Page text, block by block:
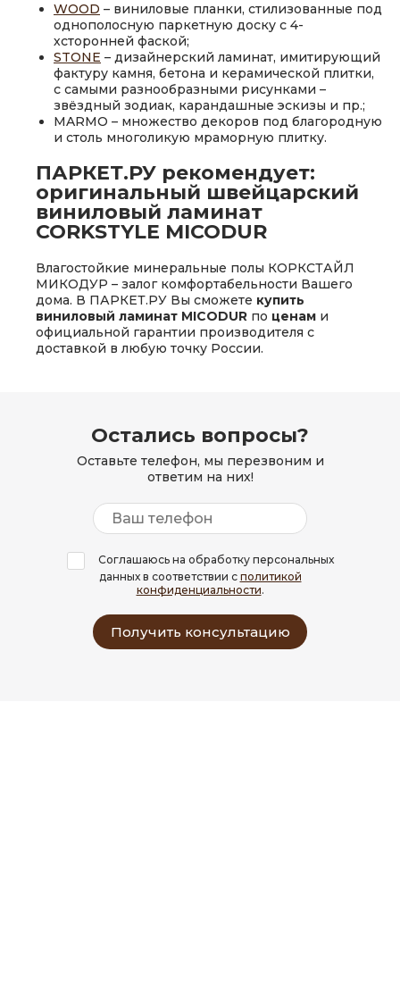
WOOD – виниловые планки, стилизованные под
однополосную паркетную доску с 4-
хсторонней фаской;
STONE – дизайнерский ламинат, имитирующий
фактуру камня, бетона и керамической плитки,
с самыми разнообразными рисунками –
звёздный зодиак, карандашные эскизы и пр.;
MARMO – множество декоров под благородную
и столь многоликую мраморную плитку.
ПАРКЕТ.РУ рекомендует:
оригинальный швейцарский
виниловый ламинат
CORKSTYLE MICODUR
Влагостойкие минеральные полы КОРКСТАЙЛ
МИКОДУР – залог комфортабельности Вашего
дома. В ПАРКЕТ.РУ Вы сможете купить
виниловый ламинат MICODUR по ценам и
официальной гарантии производителя с
доставкой в любую точку России.
Остались вопросы?
Оставьте телефон, мы перезвоним и
ответим на них!
Соглашаюсь на обработку персональных
данных в соответствии с политикой
конфиденциальности.
Получить консультацию